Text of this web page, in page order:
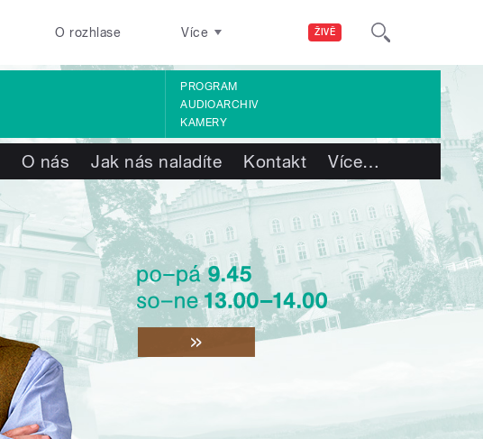
ŽIVĚ
O rozhlase Více
PROGRAM
AUDIOARCHIV
KAMERY
O nás Jak nás naladíte Kontakt Více…